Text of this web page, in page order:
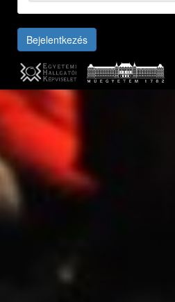
Bejelentkezés